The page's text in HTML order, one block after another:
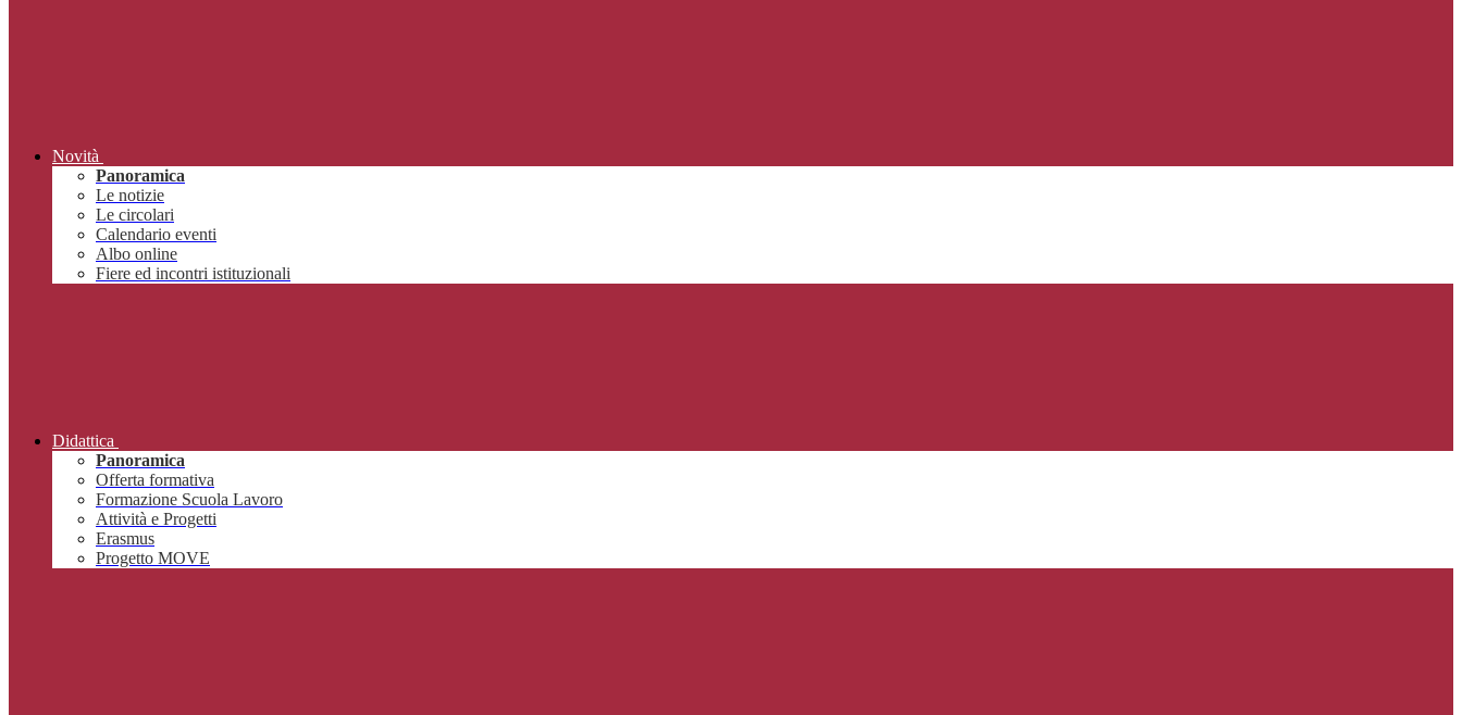
Novità
Panoramica
Le notizie
Le circolari
Calendario eventi
Albo online
Fiere ed incontri istituzionali
Didattica
Panoramica
Offerta formativa
Formazione Scuola Lavoro
Attività e Progetti
Erasmus
Progetto MOVE